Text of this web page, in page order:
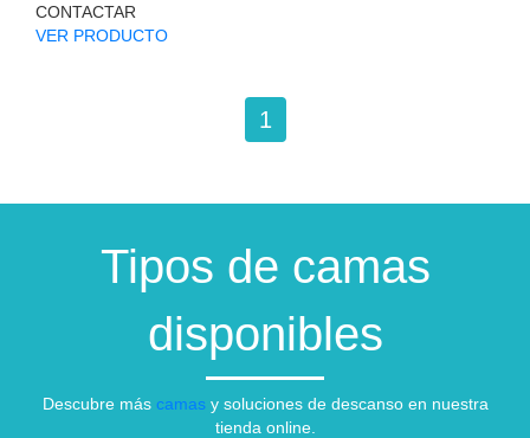
CONTACTAR
VER PRODUCTO
1
Tipos de camas
disponibles
Descubre más camas y soluciones de descanso en nuestra
tienda online.